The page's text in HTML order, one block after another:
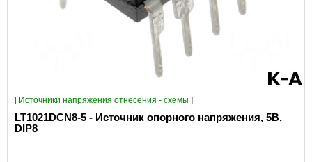
[ Источники напряжения отнесения - схемы ]
LT1021DCN8-5 - Источник опорного напряжения, 5В,
DIP8